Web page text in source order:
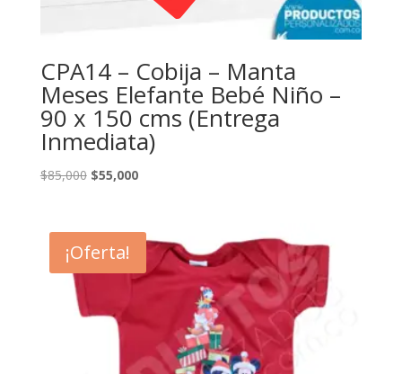
CPA14 – Cobija – Manta
Meses Elefante Bebé Niño –
90 x 150 cms (Entrega
Inmediata)
$85,000 El
era:
$85,000.
$55,000El
es:
$55,000.
¡Oferta!